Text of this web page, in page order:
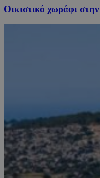
Οικιστικό χωράφι